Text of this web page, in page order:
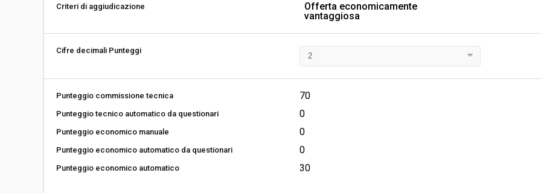
Criteri di aggiudicazione
Offerta economicamente
vantaggiosa
Cifre decimali Punteggi
Punteggio commissione tecnica 70
Punteggio tecnico automatico da questionari 0
Punteggio economico manuale 0
Punteggio economico automatico da questionari 0
Punteggio economico automatico 30